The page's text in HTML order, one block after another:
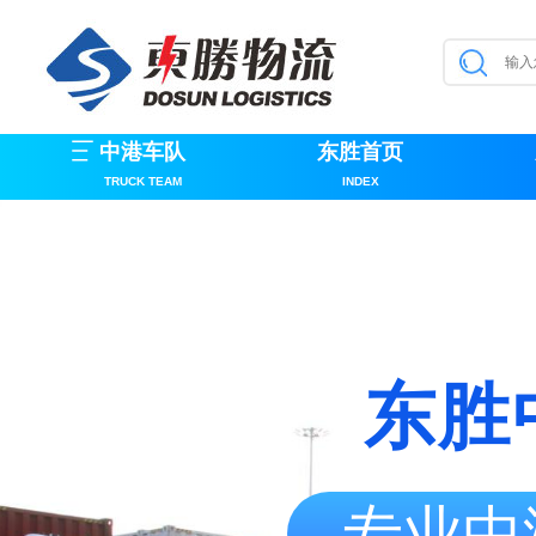
中港车队
TRUCK TEAM
东胜首页
INDEX
东胜